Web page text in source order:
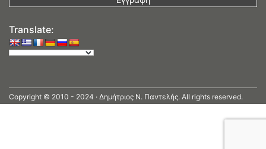
Translate:
Copyright © 2010 - 2024 · Δημήτριος N. Παντελής. All rights reserved.